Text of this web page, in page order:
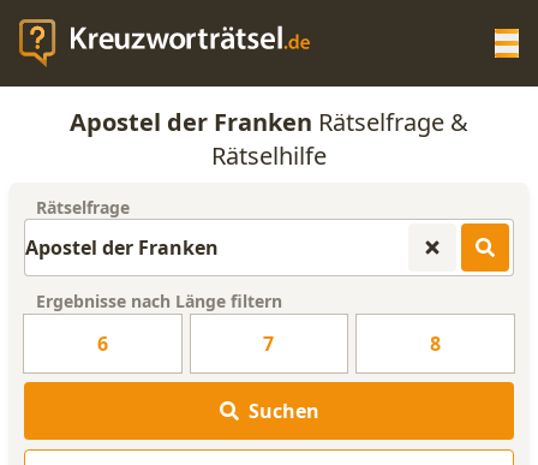
KREUZWORTRÄTSEL-HILFE
ANAGRAMM-GENERATOR
WORTLISTE
Apostel der Franken Rätselfrage &
Rätselhilfe
Rätselfrage
Ergebnisse nach Länge filtern
6 7 8
Suchen